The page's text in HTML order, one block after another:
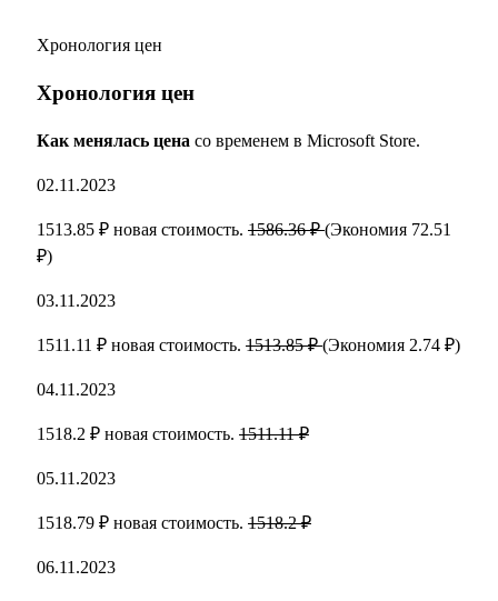
Хронология цен
Хронология цен
Как менялась цена со временем в Microsoft Store.
02.11.2023
1513.85 ₽ новая стоимость. 1586.36 ₽(Экономия 72.51
₽)
03.11.2023
1511.11 ₽ новая стоимость. 1513.85 ₽(Экономия 2.74 ₽)
04.11.2023
1518.2 ₽ новая стоимость. 1511.11 ₽
05.11.2023
1518.79 ₽ новая стоимость. 1518.2 ₽
06.11.2023